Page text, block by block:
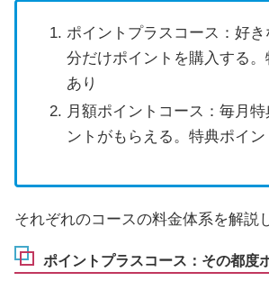
ポイントプラスコース：好
分だけポイントを購入する。
あり
月額ポイントコース：毎月
ントがもらえる。特典ポイン
それぞれのコースの料金体系を解説
ポイントプラスコース：その都度